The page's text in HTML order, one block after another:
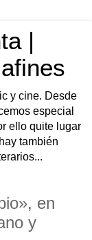
|
y cine. Desde
especial
ello quite lugar
también
en
y